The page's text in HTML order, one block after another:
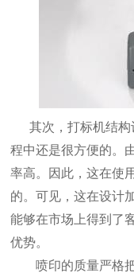
其次，打标机结构
程中还是很方便的。
率高。因此，这在使
的。可见，这在设计
能够在市场上得到了
优势。
喷印的质量严格